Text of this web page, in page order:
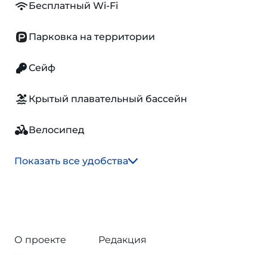
Бесплатный Wi-Fi
Парковка на территории
Сейф
Крытый плавательный бассейн
Велосипед
Показать все удобства
О проекте
Редакция